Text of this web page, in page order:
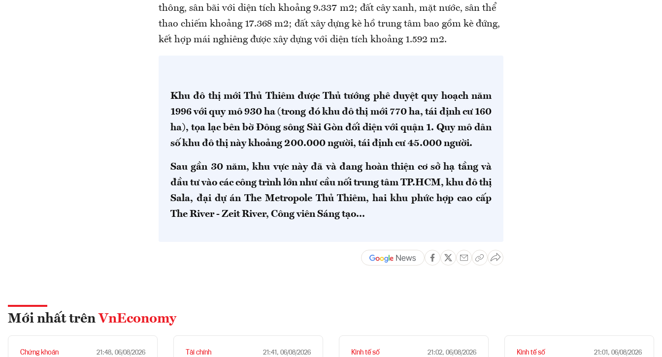
thông, sân bãi với diện tích khoảng 9.337 m2; đất cây xanh, mặt nước, sân thể
thao chiếm khoảng 17.368 m2; đất xây dựng kè hồ trung tâm bao gồm kè đứng,
kết hợp mái nghiêng được xây dựng với diện tích khoảng 1.592 m2.
Khu đô thị mới Thủ Thiêm được Thủ tướng phê duyệt quy hoạch năm
1996 với quy mô 930 ha (trong đó khu đô thị mới 770 ha, tái định cư 160
ha), tọa lạc bên bờ Đông sông Sài Gòn đối diện với quận 1. Quy mô dân
số khu đô thị này khoảng 200.000 người, tái định cư 45.000 người.
Sau gần 30 năm, khu vực này đã và đang hoàn thiện cơ sở hạ tầng và
đầu tư vào các công trình lớn như cầu nối trung tâm TP.HCM, khu đô thị
Sala, đại dự án The Metropole Thủ Thiêm, hai khu phức hợp cao cấp
The River - Zeit River, Công viên Sáng tạo...
Mới nhất trên VnEconomy
Chứng khoán 21:48, 06/08/2026 Tài chính 21:41, 06/08/2026 Kinh tế số 21:02, 06/08/2026 Kinh tế số 21:01, 06/08/2026